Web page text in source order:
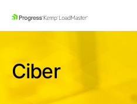
SKIP NAVIGATION
Ciber